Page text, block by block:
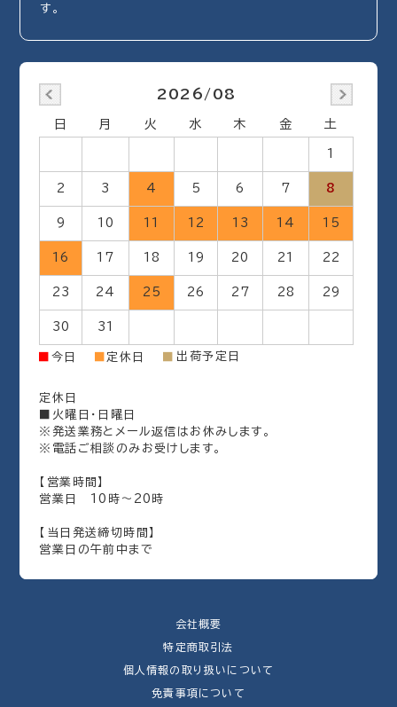
す。
2026/08
日 月 火 水 木 金 土
1
2 3 4 5 6 7 8
9 10 11 12 13 14 15
16 17 18 19 20 21 22
23 24 25 26 27 28 29
30 31
今日 定休日 出荷予定日
定休日
■火曜日・日曜日
※発送業務とメール返信はお休みします。
※電話ご相談のみお受けします。
【営業時間】
営業日 10時～20時
【当日発送締切時間】
営業日の午前中まで
会社概要
特定商取引法
個人情報の取り扱いについて
免責事項について